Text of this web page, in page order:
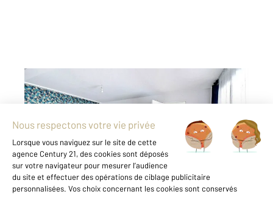
FRESNES 94
43,73 m2, 2 pièces
Ref : 9896
Appartement F2 à vendre
189 900 €
Visiter le site dédié